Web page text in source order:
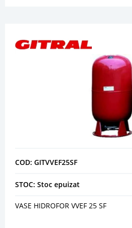
COD: GITVVEF25SF
STOC: Stoc epuizat
VASE HIDROFOR VVEF 25 SF